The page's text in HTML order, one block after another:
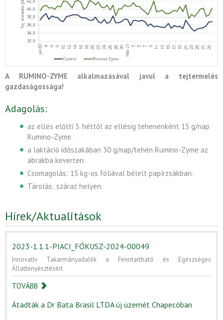
A RUMINO-ZYME alkalmazásával javul a tejtermelés
gazdaságossága!
Adagolás:
az ellés előtti 3. héttől az ellésig tehenenként 15 g/nap
Rumino-Zyme.
a laktáció időszakában 30 g/nap/tehén Rumino-Zyme az
abrakba keverten.
Csomagolás: 15 kg-os fóliával bélelt papírzsákban.
Tárolás: száraz helyen.
Hírek/Aktualitások
2023-1.1.1-PIACI_FÓKUSZ-2024-00049
Innovatív Takarmányadalék a Fenntartható és Egészséges
Állattenyésztésért
TOVÁBB
Átadták a Dr Bata Brasil LTDA új üzemét Chapecóban